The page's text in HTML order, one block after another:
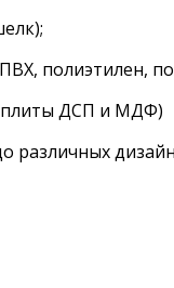
полиэтилен,
плиты ДСП и МДФ)
различных